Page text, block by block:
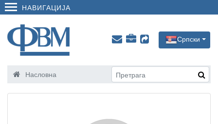
НАВИГАЦИЈА
Српски
Насловна